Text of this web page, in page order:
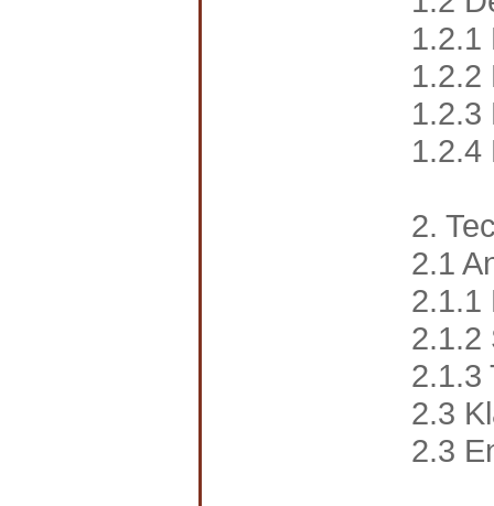
1.2.1
1.2.2
1.2.3
1.2.4
2.
2.1
2.1.1
2.1.2
2.1.3
2.3
2.3